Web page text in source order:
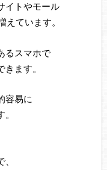
イトやモール
えています。
るスマホで
ます。
容易に